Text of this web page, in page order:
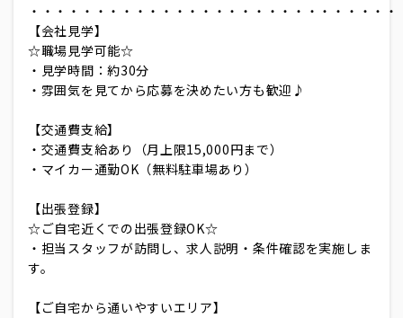
・・・・・・・・・・・・・・・・・・・・・・・・・・・
【会社見学】
☆職場見学可能☆
・見学時間：約30分
・雰囲気を見てから応募を決めたい方も歓迎♪
【交通費支給】
・交通費支給あり（月上限15,000円まで）
・マイカー通勤OK（無料駐車場あり）
【出張登録】
☆ご自宅近くでの出張登録OK☆
・担当スタッフが訪問し、求人説明・条件確認を実施しま
す。
【ご自宅から通いやすいエリア】